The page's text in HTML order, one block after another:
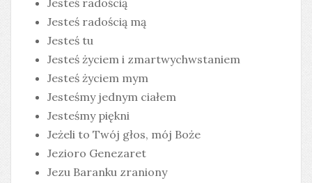
Jesteś radością
Jesteś radością mą
Jesteś tu
Jesteś życiem i zmartwychwstaniem
Jesteś życiem mym
Jesteśmy jednym ciałem
Jesteśmy piękni
Jeżeli to Twój głos, mój Boże
Jezioro Genezaret
Jezu Baranku zraniony